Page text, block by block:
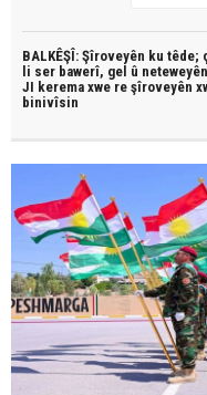
BALKÊŞÎ: Şîroveyên ku têde;
li ser bawerî, gel û
JI kerema xwe re şîroveyên
binivîsin